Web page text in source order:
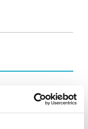
Digitales
la
financiado por